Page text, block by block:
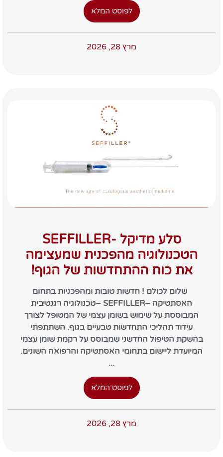
לפוסט המלא
מרץ 28, 2026
סלע מדיקל -SEFFILLER
הטכנולוגיה מהפכנית שמעצימה
את כוח ההתחדשות של הגוף!
שלום לכולם ! חדשות טובות ומהפכניות בתחום
האסתטיקה –SEFFILLER –טכנולוגיה רגנטיבית
המבוססת על שימוש בשומן עצמי של המטופל לצורך
עידוד תהליכי התחדשות טבעיים בגוף. השתתפתי
בהשקת הטיפול החדשני שמבוסס על רקמת שומן עצמי
המיועדת ליישום בתחומי האסתטיקה והרפואה השונים.
...
לפוסט המלא
מרץ 28, 2026